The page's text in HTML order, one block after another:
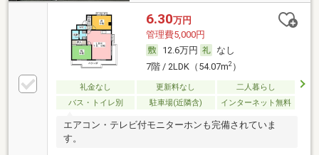
6.30万円
管理費5,000円
12.6万円
なし
7階 / 2LDK（54.07m2）
礼金なし 更新料なし
二人暮らし
バス・トイレ別
駐車場(近隣含) インターネット無料
エアコン・テレビ付モニターホンも完備されていま
す。